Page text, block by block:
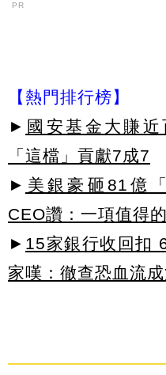
PR
【熱門排行榜】
► 國安基金大賺
「這檔」貢獻7成7
► 美銀豪砸81億
CEO讚：一項值得
► 15家銀行收回扣
家嘆：徹查恐血流